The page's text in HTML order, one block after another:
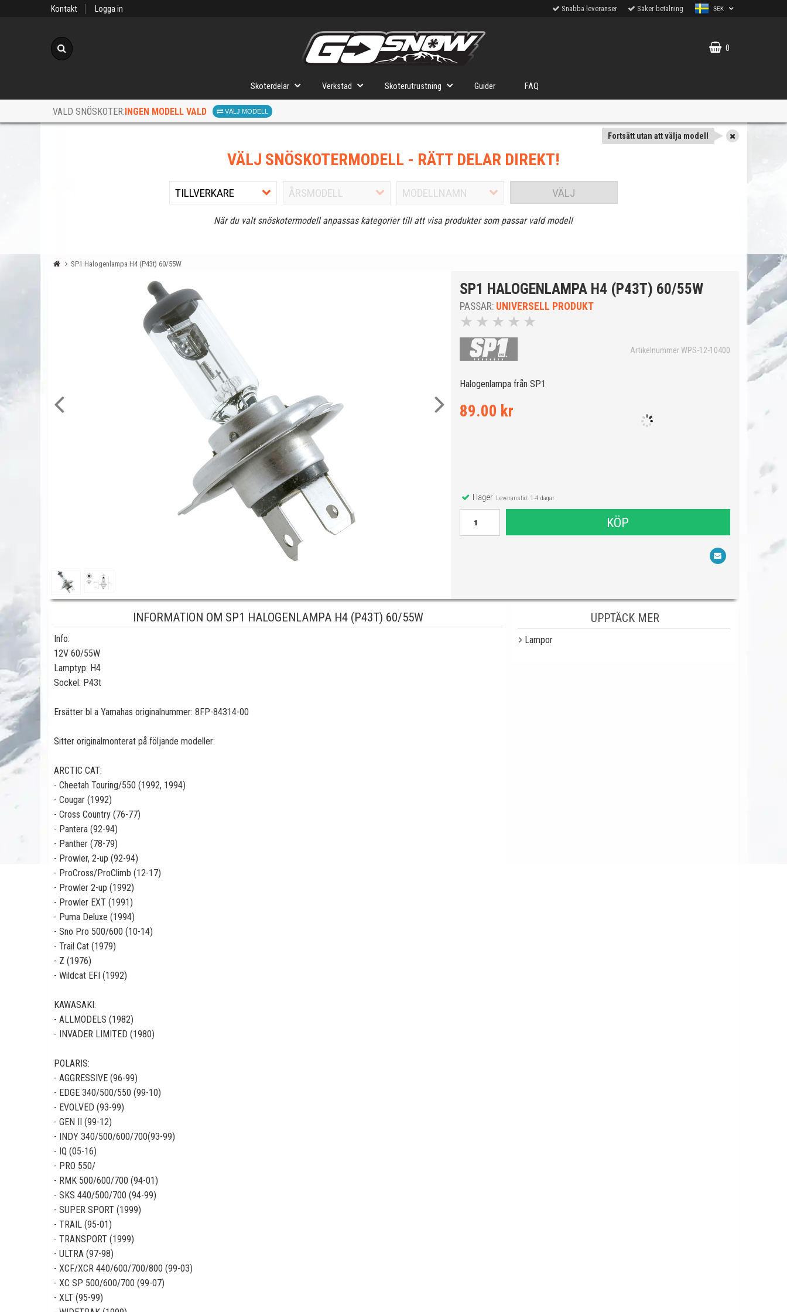
Kontakt Logga in Snabba leveranser Säker betalning SEK
0
Skoterdelar Verkstad Skoterutrustning Guider FAQ
VALD SNÖSKOTER:INGEN MODELL VALD VÄLJ MODELL
Fortsätt utan att välja modell
VÄLJ SNÖSKOTERMODELL - RÄTT DELAR DIREKT!
VÄLJ
När du valt snöskotermodell anpassas kategorier till att visa produkter som passar vald modell
SP1 Halogenlampa H4 (P43t) 60/55W
SP1 HALOGENLAMPA H4 (P43T) 60/55W
PASSAR: UNIVERSELL PRODUKT
★ ★ ★ ★ ★
Artikelnummer WPS-12-10400
Halogenlampa från SP1
89.00 kr
I lagerLeveranstid: 1-4 dagar
KÖP
INFORMATION OM SP1 HALOGENLAMPA H4 (P43T) 60/55W
Info:
12V 60/55W
Lamptyp: H4
Sockel: P43t
Ersätter bl a Yamahas originalnummer: 8FP-84314-00
Sitter originalmonterat på följande modeller:
ARCTIC CAT:
- Cheetah Touring/550 (1992, 1994)
- Cougar (1992)
- Cross Country (76-77)
- Pantera (92-94)
- Panther (78-79)
- Prowler, 2-up (92-94)
- ProCross/ProClimb (12-17)
- Prowler 2-up (1992)
- Prowler EXT (1991)
- Puma Deluxe (1994)
- Sno Pro 500/600 (10-14)
- Trail Cat (1979)
- Z (1976)
- Wildcat EFI (1992)
KAWASAKI:
- ALLMODELS (1982)
- INVADER LIMITED (1980)
POLARIS:
- AGGRESSIVE (96-99)
- EDGE 340/500/550 (99-10)
- EVOLVED (93-99)
- GEN II (99-12)
- INDY 340/500/600/700(93-99)
- IQ (05-16)
- PRO 550/
- RMK 500/600/700 (94-01)
- SKS 440/500/700 (94-99)
- SUPER SPORT (1999)
- TRAIL (95-01)
- TRANSPORT (1999)
- ULTRA (97-98)
- XCF/XCR 440/600/700/800 (99-03)
- XC SP 500/600/700 (99-07)
- XLT (95-99)
UPPTÄCK MER
Lampor